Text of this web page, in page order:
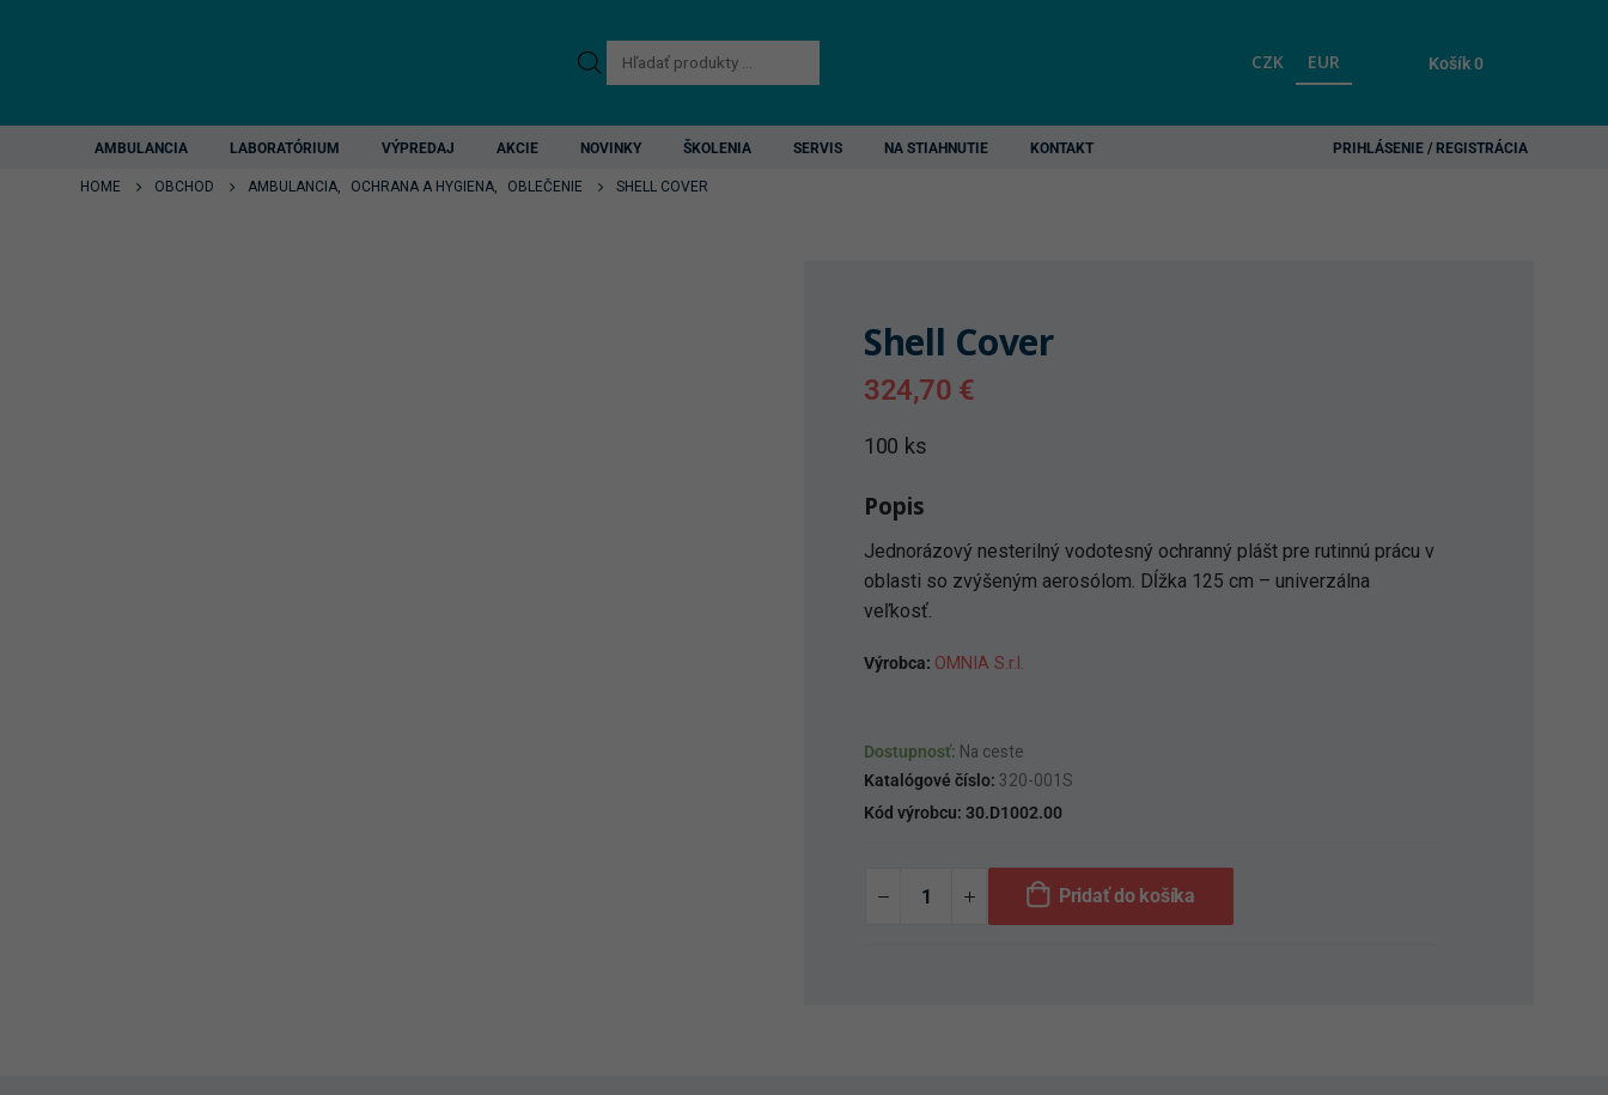
Products
search
CZK EUR Košík0
AMBULANCIA LABORATÓRIUM VÝPREDAJ AKCIE NOVINKY ŠKOLENIA SERVIS NA STIAHNUTIE KONTAKT PRIHLÁSENIE / REGISTRÁCIA
HOME OBCHOD AMBULANCIA, OCHRANA A HYGIENA, OBLEČENIE SHELL COVER
Shell Cover
324,70 €
100 ks
Popis
Jednorázový nesterilný vodotesný ochranný plášt pre rutinnú prácu v
oblasti so zvýšeným aerosólom. Dĺžka 125 cm – univerzálna
veľkosť.
Výrobca: OMNIA S.r.l.
Dostupnosť: Na ceste
Katalógové číslo: 320-001S
Kód výrobcu: 30.D1002.00
Pridať do košíka